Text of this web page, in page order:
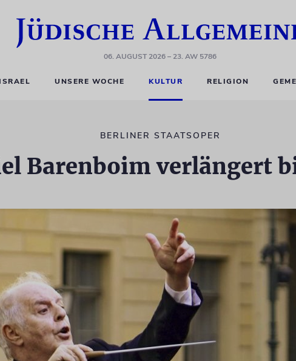
06. AUGUST 2026– 23. AW 5786
UNSERE WOCHE KULTUR RELIGION
BERLINER STAATSOPER
Barenboim verlängert